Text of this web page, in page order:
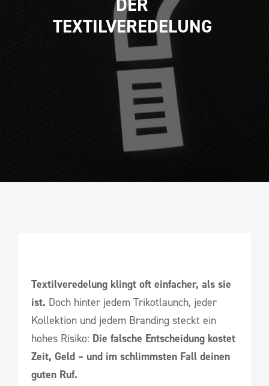
TEXTILVEREDELUNG
Textilveredelung klingt oft einfacher, als sie
ist. Doch hinter jedem Trikotlaunch, jeder
Kollektion und jedem Branding steckt ein
hohes Risiko: Die falsche Entscheidung kostet
Zeit, Geld – und im schlimmsten Fall deinen
guten Ruf.